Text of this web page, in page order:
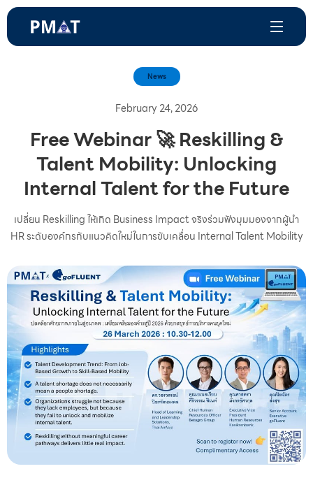
News
February 24, 2026
Free Webinar 🚀 Reskilling &
Talent Mobility: Unlocking
Internal Talent for the Future
เปลี่ยน Reskilling ให้เกิด Business Impact จริงร่วมฟังมุมมองจากผู้นำ
HR ระดับองค์กรกับแนวคิดใหม่ในการขับเคลื่อน Internal Talent Mobility